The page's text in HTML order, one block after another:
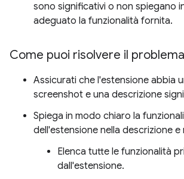
sono significativi o non spiegano
adeguato la funzionalità fornita.
Come puoi risolvere il
Assicurati che l'estensione abbia
screenshot e una descrizione
Spiega in modo chiaro la
dell'estensione nella descrizione
Elenca tutte le funzionalità
dall'estensione.